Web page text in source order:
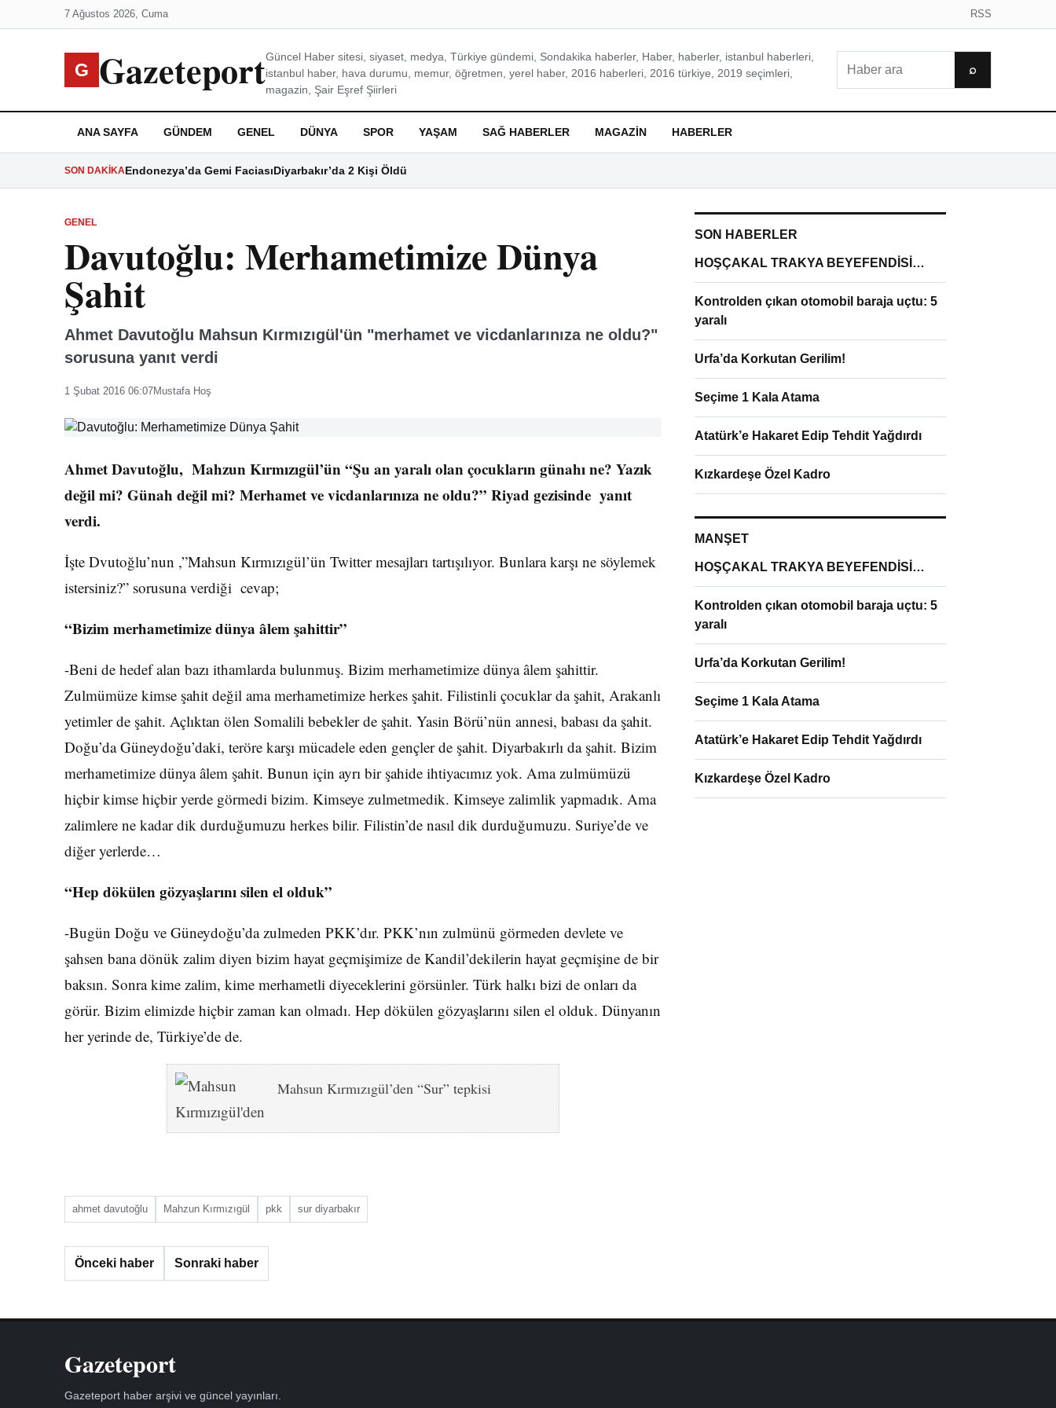
7 Ağustos 2026, Cuma RSS
G GazeteportGüncel Haber sitesi, siyaset, medya, Türkiye gündemi, Sondakika haberler, Haber, haberler, istanbul haberleri,
istanbul haber, hava durumu, memur, öğretmen, yerel haber, 2016 haberleri, 2016 türkiye, 2019 seçimleri,
magazin, Şair Eşref Şiirleri
⌕
ANA SAYFA GÜNDEM GENEL DÜNYA SPOR YAŞAM SAĞ HABERLER MAGAZIN HABERLER
SON DAKIKAEndonezya’da Gemi FaciasıDiyarbakır’da 2 Kişi Öldü
GENEL
Davutoğlu: Merhametimize Dünya
Şahit
Ahmet Davutoğlu Mahsun Kırmızıgül'ün "merhamet ve vicdanlarınıza ne oldu?"
sorusuna yanıt verdi
1 Şubat 2016 06:07Mustafa Hoş
Ahmet Davutoğlu, Mahzun Kırmızıgül’ün “Şu an yaralı olan çocukların günahı ne? Yazık
değil mi? Günah değil mi? Merhamet ve vicdanlarınıza ne oldu?” Riyad gezisinde yanıt
verdi.
İşte Dvutoğlu’nun ,”Mahsun Kırmızıgül’ün Twitter mesajları tartışılıyor. Bunlara karşı ne söylemek
istersiniz?” sorusuna verdiği cevap;
“Bizim merhametimize dünya âlem şahittir”
-Beni de hedef alan bazı ithamlarda bulunmuş. Bizim merhametimize dünya âlem şahittir.
Zulmümüze kimse şahit değil ama merhametimize herkes şahit. Filistinli çocuklar da şahit, Arakanlı
yetimler de şahit. Açlıktan ölen Somalili bebekler de şahit. Yasin Börü’nün annesi, babası da şahit.
Doğu’da Güneydoğu’daki, teröre karşı mücadele eden gençler de şahit. Diyarbakırlı da şahit. Bizim
merhametimize dünya âlem şahit. Bunun için ayrı bir şahide ihtiyacımız yok. Ama zulmümüzü
hiçbir kimse hiçbir yerde görmedi bizim. Kimseye zulmetmedik. Kimseye zalimlik yapmadık. Ama
zalimlere ne kadar dik durduğumuzu herkes bilir. Filistin’de nasıl dik durduğumuzu. Suriye’de ve
diğer yerlerde…
“Hep dökülen gözyaşlarını silen el olduk”
-Bugün Doğu ve Güneydoğu’da zulmeden PKK’dır. PKK’nın zulmünü görmeden devlete ve
şahsen bana dönük zalim diyen bizim hayat geçmişimize de Kandil’dekilerin hayat geçmişine de bir
baksın. Sonra kime zalim, kime merhametli diyeceklerini görsünler. Türk halkı bizi de onları da
görür. Bizim elimizde hiçbir zaman kan olmadı. Hep dökülen gözyaşlarını silen el olduk. Dünyanın
her yerinde de, Türkiye’de de.
Mahsun Kırmızıgül’den “Sur” tepkisi
ahmet davutoğlu Mahzun Kırmızıgül pkk sur diyarbakır
Önceki haber Sonraki haber
SON HABERLER
HOŞÇAKAL TRAKYA BEYEFENDİSİ…
Kontrolden çıkan otomobil baraja uçtu: 5
yaralı
Urfa’da Korkutan Gerilim!
Seçime 1 Kala Atama
Atatürk’e Hakaret Edip Tehdit Yağdırdı
Kızkardeşe Özel Kadro
MANŞET
HOŞÇAKAL TRAKYA BEYEFENDİSİ…
Kontrolden çıkan otomobil baraja uçtu: 5
yaralı
Urfa’da Korkutan Gerilim!
Seçime 1 Kala Atama
Atatürk’e Hakaret Edip Tehdit Yağdırdı
Kızkardeşe Özel Kadro
Gazeteport
Gazeteport haber arşivi ve güncel yayınları.